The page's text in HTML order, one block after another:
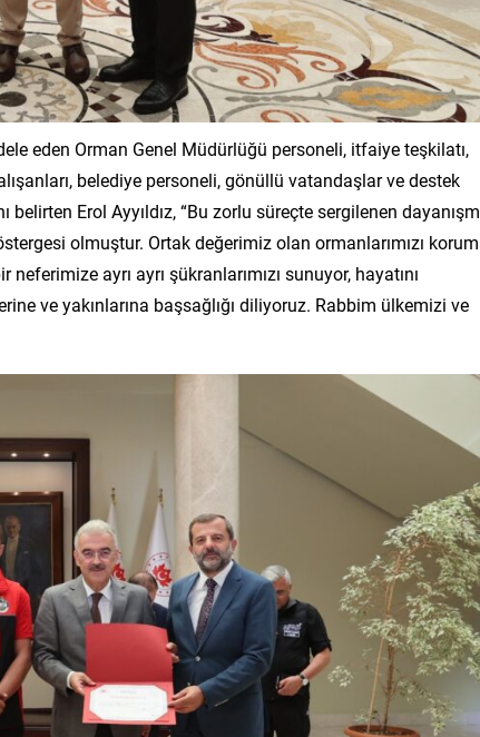
eden Orman Genel Müdürlüğü personeli, itfaiye teşkilatı,
belediye personeli, gönüllü vatandaşlar ve destek
Erol Ayyıldız, “Bu zorlu süreçte sergilenen
olmuştur. Ortak değerimiz olan ormanlarımızı
ayrı ayrı şükranlarımızı sunuyor, hayatını
ve yakınlarına başsağlığı diliyoruz. Rabbim ülkemizi ve